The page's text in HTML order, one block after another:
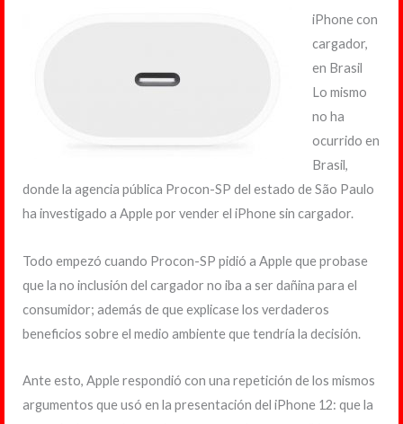
iPhone con
cargador,
en Brasil
Lo mismo
no ha
ocurrido en
Brasil,
donde la agencia pública Procon-SP del estado de São Paulo
ha investigado a Apple por vender el iPhone sin cargador.
Todo empezó cuando Procon-SP pidió a Apple que probase
que la no inclusión del cargador no iba a ser dañina para el
consumidor; además de que explicase los verdaderos
beneficios sobre el medio ambiente que tendría la decisión.
Ante esto, Apple respondió con una repetición de los mismos
argumentos que usó en la presentación del iPhone 12: que la